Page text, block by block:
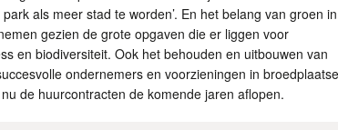
als meer stad te worden’. En het belang van groen
gezien de grote opgaven die er liggen voor
en biodiversiteit. Ook het behouden en uitbouwen van
ondernemers en voorzieningen in
de huurcontracten de komende jaren aflopen.